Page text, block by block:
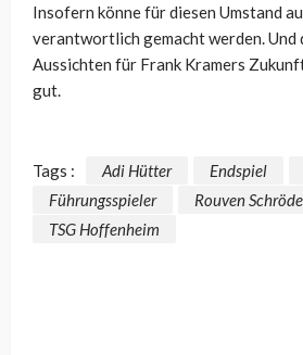
Insofern könne für diesen Umstand
verantwortlich gemacht werden. Und
Aussichten für Frank Kramers
gut.
Tags : Adi Hütter Endspiel
Führungsspieler
Rouven
TSG Hoffenheim